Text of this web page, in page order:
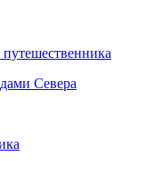
Севера